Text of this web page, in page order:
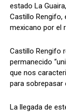
estado La
Castillo Rengifo,
mexicano por el
Castillo Rengifo
permanecido
que nos
para sobrepasar
La llegada de